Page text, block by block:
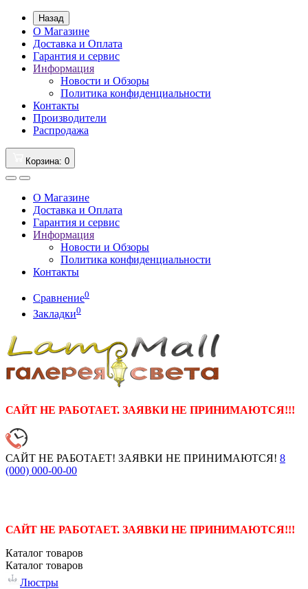
Назад
О Магазине
Доставка и Оплата
Гарантия и сервис
Информация
Новости и Обзоры
Политика конфиденциальности
Контакты
Производители
Распродажа
Корзина: 0
О Магазине
Доставка и Оплата
Гарантия и сервис
Информация
Новости и Обзоры
Политика конфиденциальности
Контакты
Сравнение0
Закладки0
САЙТ НЕ РАБОТАЕТ. ЗАЯВКИ НЕ ПРИНИМАЮТСЯ!!!
САЙТ НЕ РАБОТАЕТ! ЗАЯВКИ НЕ ПРИНИМАЮТСЯ! 8
(000) 000-00-00
САЙТ НЕ РАБОТАЕТ. ЗАЯВКИ НЕ ПРИНИМАЮТСЯ!!!
Каталог товаров
Каталог товаров
Люстры